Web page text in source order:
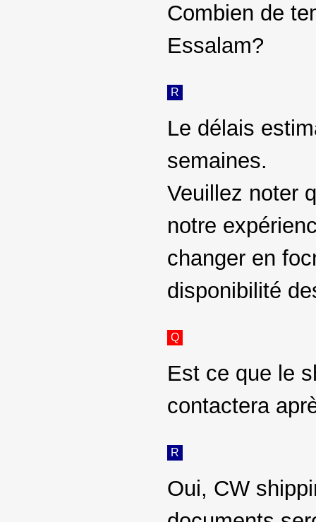
Combien de
Essalam?
R
Le délais
semaines.
Veuillez noter
notre
changer en
disponibilité
Q
Est ce que le
contactera
R
Oui, CW